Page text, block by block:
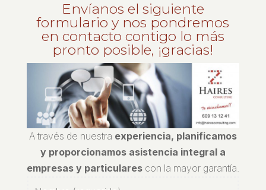
Envíanos el siguiente
formulario y nos pondremos
en contacto contigo lo más
pronto posible, ¡gracias!
A través de nuestra experiencia, planificamos
y proporcionamos asistencia integral a
empresas y particularescon la mayor garantía.